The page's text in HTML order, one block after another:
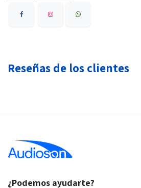
Reseñas de los clientes
¿Podemos ayudarte?